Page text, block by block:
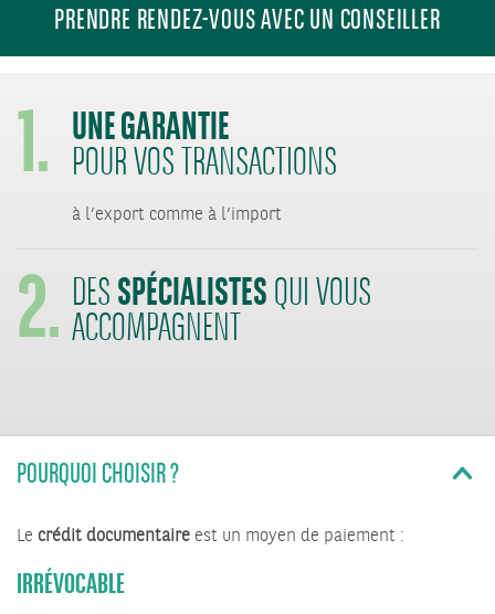
PRENDRE RENDEZ-VOUS AVEC UN CONSEILLER
1. UNE GARANTIE
POUR VOS TRANSACTIONS
à l’export comme à l’import
2. DESSPÉCIALISTESQUI VOUS
ACCOMPAGNENT
POURQUOI CHOISIR ?
Le crédit documentaire est un moyen de paiement :
IRRÉVOCABLE